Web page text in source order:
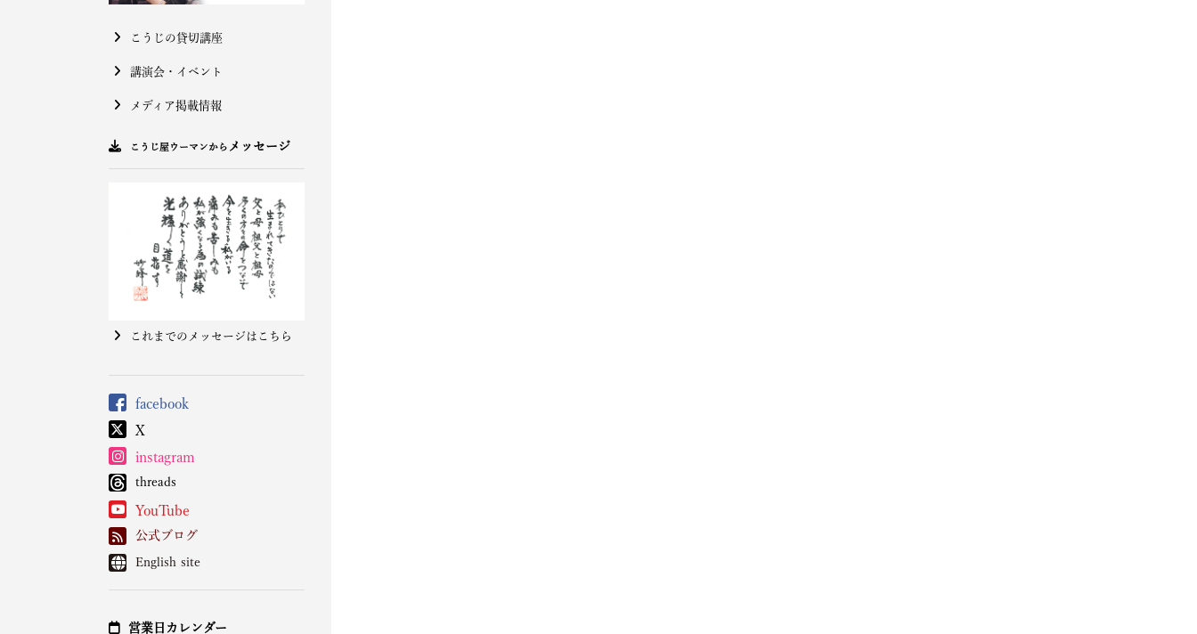
こうじの貸切講座
講演会・イベント
メディア掲載情報
こうじ屋ウーマンから メッセージ
これまでのメッセージはこちら
facebook
X
instagram
threads
YouTube
公式ブログ
English site
営業日カレンダー